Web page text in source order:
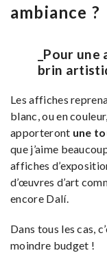
ambiance ?
_Pour
brin
Les affiches
blanc, ou en
apporteront une
que j’aime
affiches
d’œuvres d’art
encore Dalí.
Dans tous les cas,
moindre budget !